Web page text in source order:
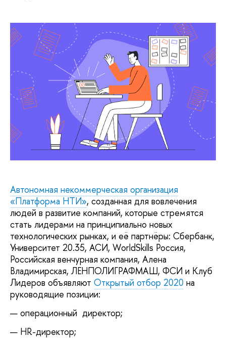
Автономная некоммерческая организация
«Платформа НТИ», созданная для вовлечения
людей в развитие компаний, которые стремятся
стать лидерами на принципиально новых
технологических рынках, и её партнёры: Сбербанк,
Университет 20.35, АСИ, WorldSkills Россия,
Российская венчурная компания, Алена
Владимирская, ЛЕНПОЛИГРАФМАШ, ФСИ и Клуб
Лидеров объявляют Открытый отбор 2020 на
руководящие позиции:
операционный директор;
HR-директор;